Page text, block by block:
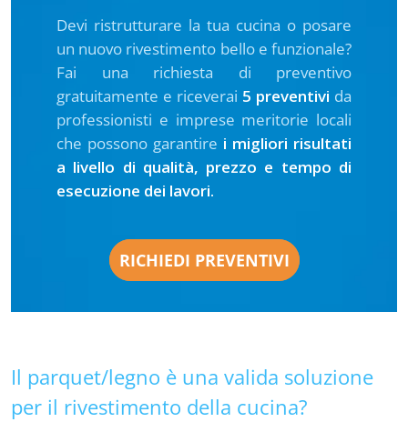
Devi ristrutturare la tua cucina o posare
un nuovo rivestimento bello e funzionale?
Fai una richiesta di preventivo
gratuitamente e riceverai 5 preventivi da
professionisti e imprese meritorie locali
che possono garantire i migliori risultati
a livello di qualità, prezzo e tempo di
esecuzione dei lavori.
RICHIEDI PREVENTIVI
Il parquet/legno è una valida soluzione
per il rivestimento della cucina?